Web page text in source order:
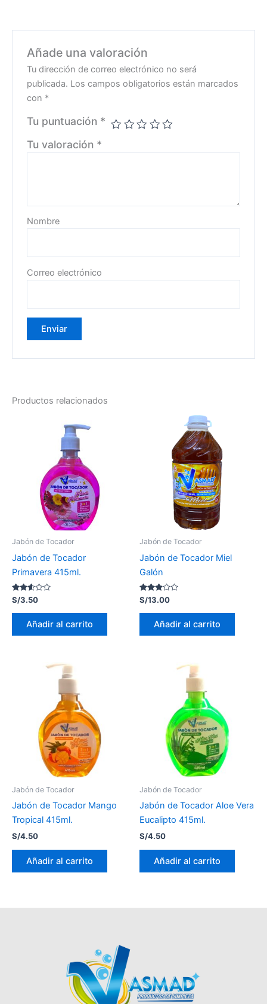
Añade una valoración
Tu dirección de correo electrónico no será
publicada. Los campos obligatorios están marcados
con *
Tu puntuación *
Tu valoración *
Nombre
Correo electrónico
Productos relacionados
Jabón de Tocador
Jabón de Tocador
Primavera 415ml.
Valorado
con
2.51
S/3.50
Añadir al carrito
Jabón de Tocador
Jabón de Tocador Miel
Galón
Valorado
con
2.81
S/13.00
Añadir al carrito
Jabón de Tocador
Jabón de Tocador Mango
Tropical 415ml.
S/4.50
Añadir al carrito
Jabón de Tocador
Jabón de Tocador Aloe Vera
Eucalipto 415ml.
S/4.50
Añadir al carrito